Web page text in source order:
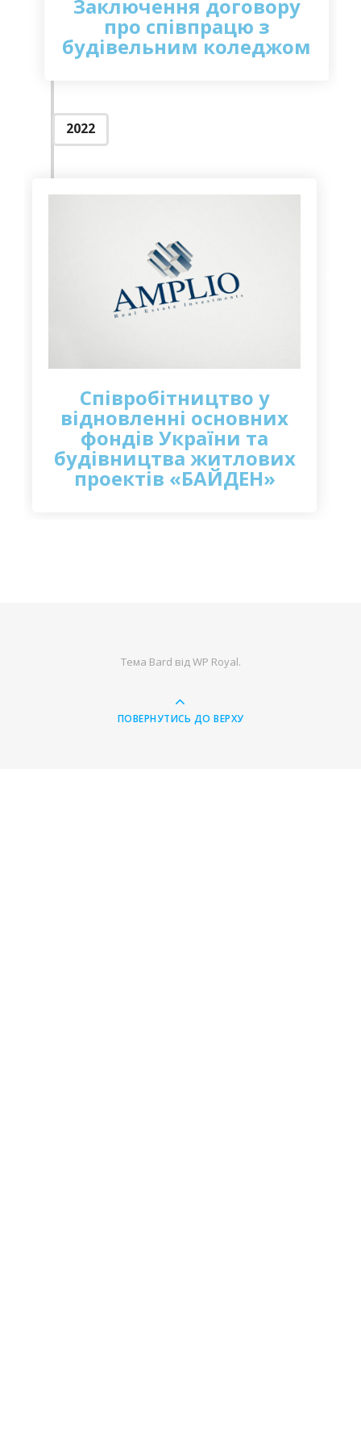
Заключення договору
про співпрацю з
будівельним коледжом
2022
Cпівробітництво у
відновленні основних
фондів України та
будівництва житлових
проектів «БАЙДЕН»
Тема Bard відWP Royal.
ПОВЕРНУТИСЬ ДО ВЕРХУ